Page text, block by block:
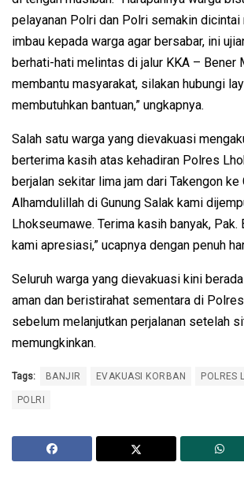
pelayanan Polri dan Polri semakin dicintai
imbau kepada warga agar bersabar, ini
berhati-hati melintas di jalur KKA – Bener
membantu masyarakat, silakan hubungi
membutuhkan bantuan,” ungkapnya.
Salah satu warga yang dievakuasi
berterima kasih atas kehadiran Polres
berjalan sekitar lima jam dari Takengon ke
Alhamdulillah di Gunung Salak kami
Lhokseumawe. Terima kasih banyak, Pak.
kami apresiasi,” ucapnya dengan penuh
Seluruh warga yang dievakuasi kini
aman dan beristirahat sementara di
sebelum melanjutkan perjalanan setelah
memungkinkan.
Tags: BANJIR EVAKUASI KORBAN POLRES
POLRI